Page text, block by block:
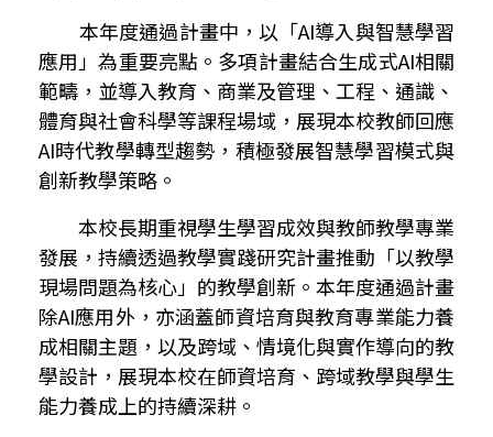
本年度通過計畫中，以「AI導入與智慧學習
應用」為重要亮點。多項計畫結合生成式AI相關
範疇，並導入教育、商業及管理、工程、通識、
體育與社會科學等課程場域，展現本校教師回應
AI時代教學轉型趨勢，積極發展智慧學習模式與
創新教學策略。
本校長期重視學生學習成效與教師教學專業
發展，持續透過教學實踐研究計畫推動「以教學
現場問題為核心」的教學創新。本年度通過計畫
除AI應用外，亦涵蓋師資培育與教育專業能力養
成相關主題，以及跨域、情境化與實作導向的教
學設計，展現本校在師資培育、跨域教學與學生
能力養成上的持續深耕。